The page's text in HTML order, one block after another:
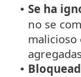
• Se ha
no se
•